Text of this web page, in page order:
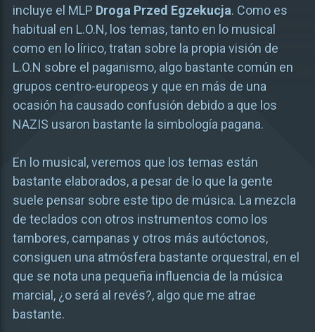
incluye el MLP Droga Przed Egzekucja. Como es
habitual en L.O.N, los temas, tanto en lo musical
como en lo lírico, tratan sobre la propia visión de
L.O.N sobre el paganismo, algo bastante común en
grupos centro-europeos y que en más de una
ocasión ha causado confusión debido a que los
NAZIS usaron bastante la simbología pagana.
En lo musical, veremos que los temas están
bastante elaborados, a pesar de lo que la gente
suele pensar sobre este tipo de música. La mezcla
de teclados con otros instrumentos como los
tambores, campanas y otros más autóctonos,
consiguen una atmósfera bastante orquestral, en el
que se nota una pequeña influencia de la música
marcial, ¿o será al revés?, algo que me atrae
bastante.